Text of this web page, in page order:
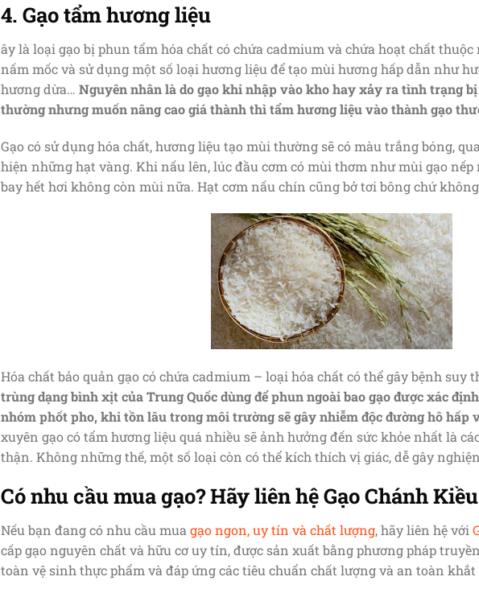
4. Gạo tẩm hương liệu
ây là loại gạo bị phun tẩm hóa chất có chứa cadmium và chứa hoạt chất
nấm mốc và sử dụng một số loại hương liệu để tạo mùi hương hấp dẫn như
hương dừa… Nguyên nhân là do gạo khi nhập vào kho hay xảy ra tình trạng
thường nhưng muốn nâng cao giá thành thì tẩm hương liệu vào thành gạo
Gạo có sử dụng hóa chất, hương liệu tạo mùi thường sẽ có màu trắng bóng,
hiện những hạt vàng. Khi nấu lên, lúc đầu cơm có mùi thơm như mùi gạo
bay hết hơi không còn mùi nữa. Hạt cơm nấu chín cũng bở tơi bông chứ
Hóa chất bảo quản gạo có chứa cadmium – loại hóa chất có thể gây bệnh suy
trùng dạng bình xịt của Trung Quốc dùng để phun ngoài bao gạo được xác
nhóm phốt pho, khi tồn lâu trong môi trường sẽ gây nhiễm độc đường hô hấp
xuyên gạo có tẩm hương liệu quá nhiều sẽ ảnh hưởng đến sức khỏe nhất là
thận. Không những thế, một số loại còn có thể kích thích vị giác, dễ gây
Có nhu cầu mua gạo? Hãy liên hệ Gạo Chánh
Nếu bạn đang có nhu cầu muagạo ngon, uy tín và chất lượng, hãy liên hệ với
cấp gạo nguyên chất và hữu cơ uy tín, được sản xuất bằng phương pháp
toàn vệ sinh thực phẩm và đáp ứng các tiêu chuẩn chất lượng và an toàn khắt